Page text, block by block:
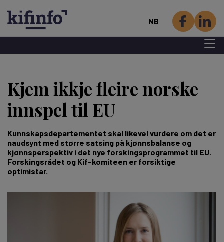
hovedinnhold
NB
Menu
Kjem ikkje fleire norske
innspel til EU
Kunnskapsdepartementet skal likevel vurdere om det er
naudsynt med større satsing på kjønnsbalanse og
kjønnsperspektiv i det nye forskingsprogrammet til EU.
Forskingsrådet og Kif-komiteen er forsiktige
optimistar.